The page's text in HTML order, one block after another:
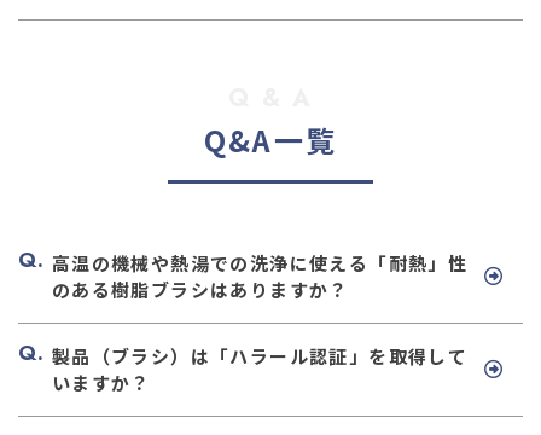
Q&A一覧
高温の機械や熱湯での洗浄に使える「耐熱」性
のある樹脂ブラシはありますか？
製品（ブラシ）は「ハラール認証」を取得して
いますか？